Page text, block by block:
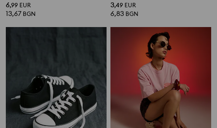
6,99 EUR
13,67 BGN
3,49 EUR
6,83 BGN